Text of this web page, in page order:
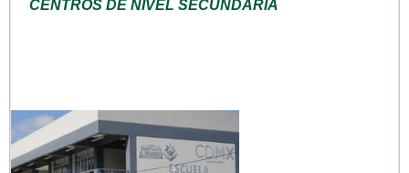
CENTROS DE NIVEL SECUNDARIA